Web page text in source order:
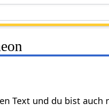
Text und du bist